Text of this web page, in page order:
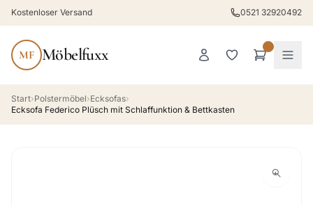
Kostenloser Versand 0521 32920492
MF Möbelfuxx
Start›Polstermöbel›Ecksofas›
Ecksofa Federico Plüsch mit Schlaffunktion & Bettkasten